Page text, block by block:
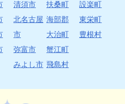
清須市
北名古屋
市
弥富市
みよし市
扶桑町
海部郡
大治町
蟹江町
飛島村
設楽町
東栄町
豊根村